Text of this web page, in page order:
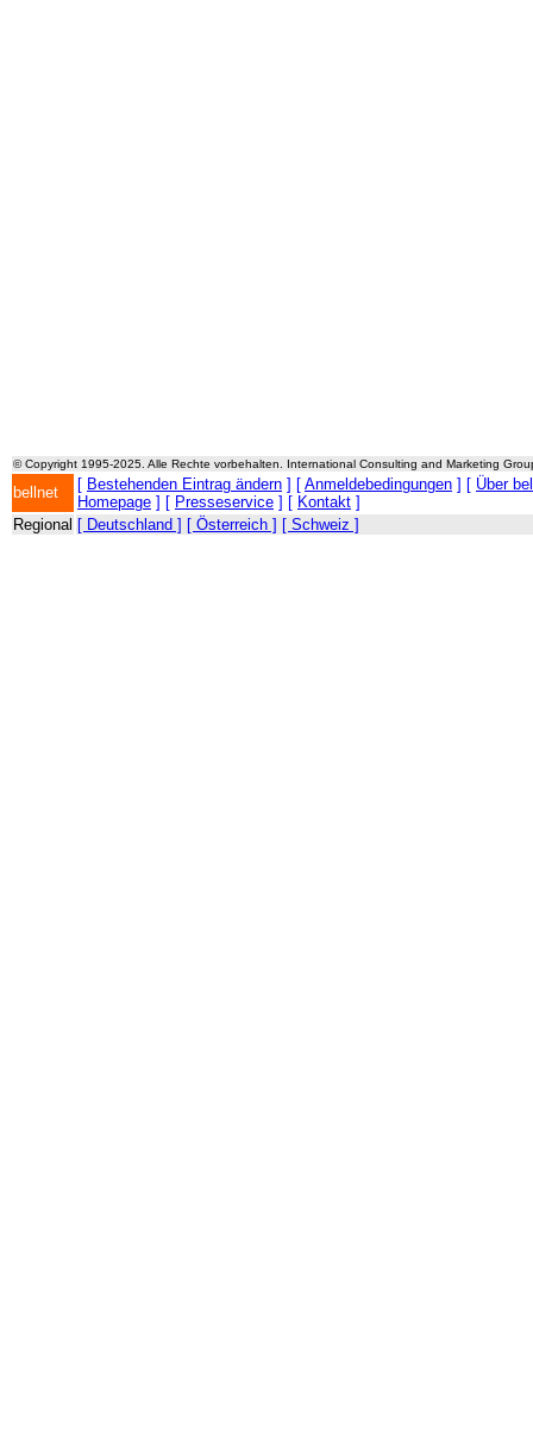
© Copyright 1995-2025. Alle Rechte vorbehalten. International Consulting and Marketing
bellnet [ Bestehenden Eintrag ändern ] [ Anmeldebedingungen ] [ Über
Homepage ] [ Presseservice ] [ Kontakt ]
Regional [ Deutschland ] [ Österreich ] [ Schweiz ]